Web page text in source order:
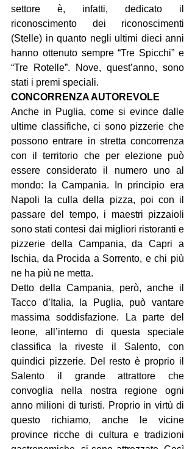
settore è, infatti, dedicato il
riconoscimento dei riconoscimenti
(Stelle) in quanto negli ultimi dieci anni
hanno ottenuto sempre “Tre Spicchi” e
“Tre Rotelle”. Nove, quest’anno, sono
stati i premi speciali.
CONCORRENZA AUTOREVOLE
Anche in Puglia, come si evince dalle
ultime classifiche, ci sono pizzerie che
possono entrare in stretta concorrenza
con il territorio che per elezione può
essere considerato il numero uno al
mondo: la Campania. In principio era
Napoli la culla della pizza, poi con il
passare del tempo, i maestri pizzaioli
sono stati contesi dai migliori ristoranti e
pizzerie della Campania, da Capri a
Ischia, da Procida a Sorrento, e chi più
ne ha più ne metta.
Detto della Campania, però, anche il
Tacco d’Italia, la Puglia, può vantare
massima soddisfazione. La parte del
leone, all’interno di questa speciale
classifica la riveste il Salento, con
quindici pizzerie. Del resto è proprio il
Salento il grande attrattore che
convoglia nella nostra regione ogni
anno milioni di turisti. Proprio in virtù di
questo richiamo, anche le vicine
province ricche di cultura e tradizioni